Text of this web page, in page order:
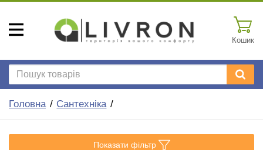
Кошик
Головна Сантехніка
Показати фільтр